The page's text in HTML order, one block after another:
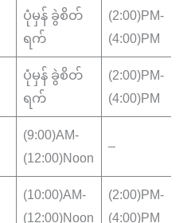
ပုံမှန် ခွဲစိတ်
ရက်
(2:00)PM-
(4:00)PM
ပုံမှန် ခွဲစိတ်
ရက်
(2:00)PM-
(4:00)PM
(9:00)AM-
(12:00)Noon
–
(10:00)AM-
(12:00)Noon
(2:00)PM-
(4:00)PM